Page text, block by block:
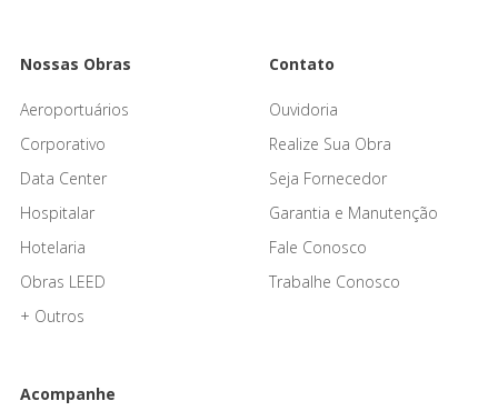
Nossas Obras
Aeroportuários
Corporativo
Data Center
Hospitalar
Hotelaria
Obras LEED
+ Outros
Contato
Ouvidoria
Realize Sua Obra
Seja Fornecedor
Garantia e Manutenção
Fale Conosco
Trabalhe Conosco
Acompanhe